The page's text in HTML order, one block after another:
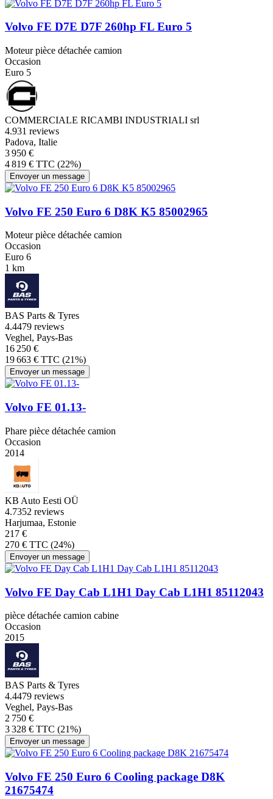
Volvo FE D7E D7F 260hp FL Euro 5
Moteur pièce détachée camion
Occasion
Euro 5
COMMERCIALE RICAMBI INDUSTRIALI srl
4.931 reviews
Padova, Italie
3 950 €
4 819 € TTC (22%)
Envoyer un message
Volvo FE 250 Euro 6 D8K K5 85002965
Moteur pièce détachée camion
Occasion
Euro 6
1 km
BAS Parts & Tyres
4.4479 reviews
Veghel, Pays-Bas
16 250 €
19 663 € TTC (21%)
Envoyer un message
Volvo FE 01.13-
Phare pièce détachée camion
Occasion
2014
KB Auto Eesti OÜ
4.7352 reviews
Harjumaa, Estonie
217 €
270 € TTC (24%)
Envoyer un message
Volvo FE Day Cab L1H1 Day Cab L1H1 85112043
pièce détachée camion cabine
Occasion
2015
BAS Parts & Tyres
4.4479 reviews
Veghel, Pays-Bas
2 750 €
3 328 € TTC (21%)
Envoyer un message
Volvo FE 250 Euro 6 Cooling package D8K
21675474